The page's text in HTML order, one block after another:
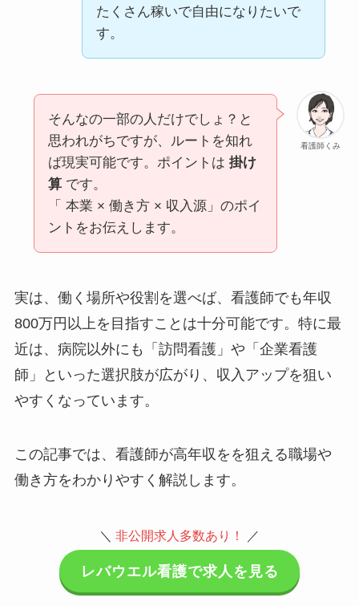
たくさん稼いで自由になりたいで
す。
看護師くみ
そんなの一部の人だけでしょ？と
思われがちですが、ルートを知れ
ば現実可能です。ポイントは 掛け
算です。
「 本業 × 働き方 × 収入源」のポイ
ントをお伝えします。
実は、働く場所や役割を選べば、看護師でも年収
800万円以上を目指すことは十分可能です。特に最
近は、病院以外にも「訪問看護」や「企業看護
師」といった選択肢が広がり、収入アップを狙い
やすくなっています。
この記事では、看護師が高年収をを狙える職場や
働き方をわかりやすく解説します。
＼ 非公開求人多数あり！ ／
レバウエル看護で求人を見る